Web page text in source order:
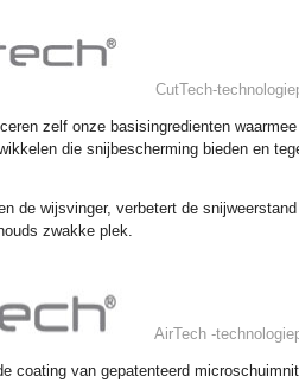
CutTech-
zelf onze basisingredienten
die snijbescherming bieden en
de wijsvinger, verbetert de
zwakke plek.
AirTech -
coating van gepatenteerd